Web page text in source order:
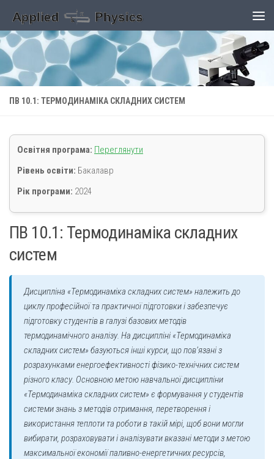
Skip to content
ПВ 10.1: ТЕРМОДИНАМІКА СКЛАДНИХ СИСТЕМ
Освітня програма: Переглянути
Рівень освіти: Бакалавр
Рік програми: 2024
ПВ 10.1: Термодинаміка складних
систем
Дисципліна «Термодинаміка складних систем» належить до
циклу професійної та практичної підготовки і забезпечує
підготовку студентів в галузі базових методів
термодинамічного аналізу. На дисципліні «Термодинаміка
складних систем» базуються інші курси, що пов’язані з
розрахунками енергоефективності фізико-технічних систем
різного класу. Основною метою навчальної дисципліни
«Термодинаміка складних систем» є формування у студентів
системи знань з методів отримання, перетворення і
використання теплоти та роботи в такій мірі, щоб вони могли
вибирати, розраховувати і аналізувати вказані методи з метою
максимальної економії паливно-енергетичних ресурсів,